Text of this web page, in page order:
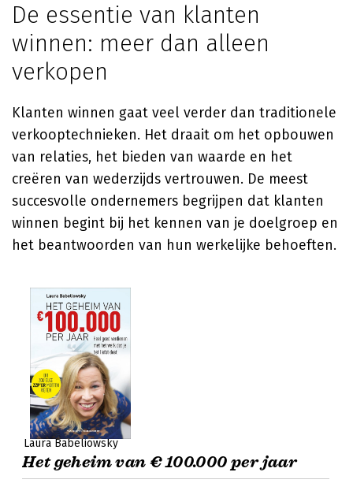
De essentie van klanten
winnen: meer dan alleen
verkopen
Klanten winnen gaat veel verder dan traditionele
verkooptechnieken. Het draait om het opbouwen
van relaties, het bieden van waarde en het
creëren van wederzijds vertrouwen. De meest
succesvolle ondernemers begrijpen dat klanten
winnen begint bij het kennen van je doelgroep en
het beantwoorden van hun werkelijke behoeften.
Laura Babeliowsky
Het geheim van € 100.000 per jaar